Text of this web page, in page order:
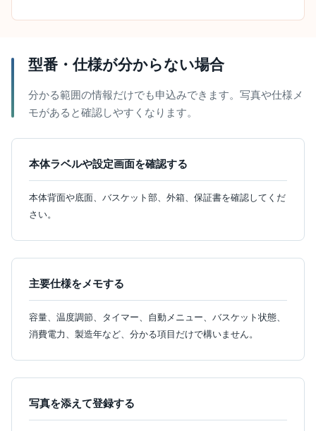
型番・仕様が分からない場合
分かる範囲の情報だけでも申込みできます。写真や仕様メ
モがあると確認しやすくなります。
本体ラベルや設定画面を確認する
本体背面や底面、バスケット部、外箱、保証書を確認してくだ
さい。
主要仕様をメモする
容量、温度調節、タイマー、自動メニュー、バスケット状態、
消費電力、製造年など、分かる項目だけで構いません。
写真を添えて登録する